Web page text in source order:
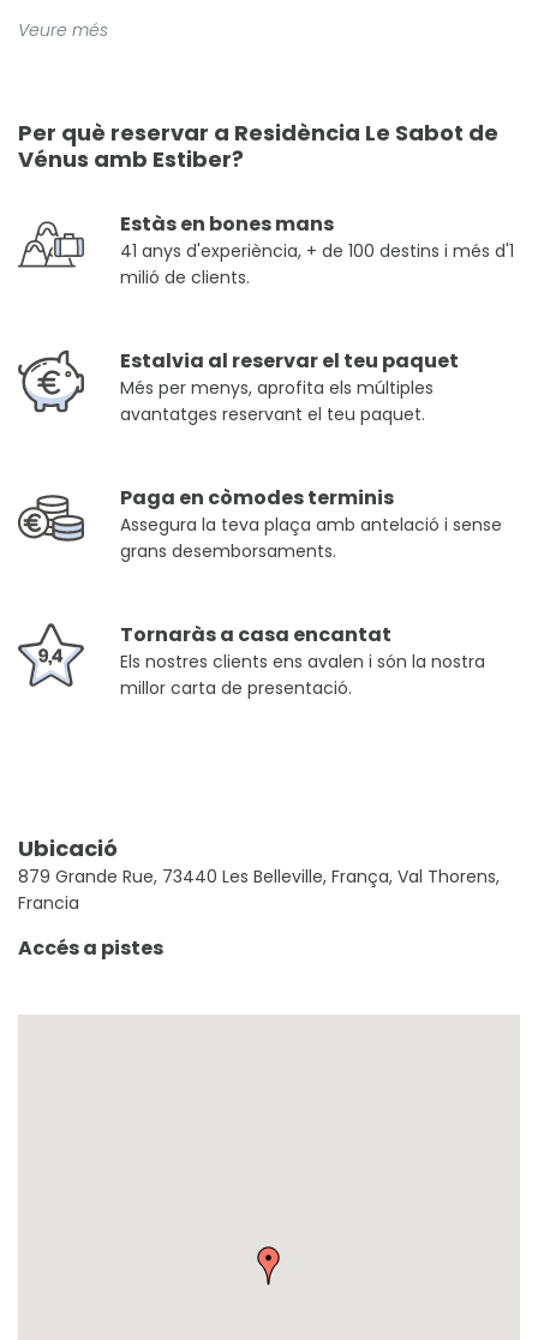
Veure més
Per què reservar a Residència Le Sabot de
Vénus amb Estiber?
Estàs en bones mans
41 anys d'experiència, + de 100 destins i més d'1
milió de clients.
Estalvia al reservar el teu paquet
Més per menys, aprofita els múltiples
avantatges reservant el teu paquet.
Paga en còmodes terminis
Assegura la teva plaça amb antelació i sense
grans desemborsaments.
Tornaràs a casa encantat
Els nostres clients ens avalen i són la nostra
millor carta de presentació.
Ubicació
879 Grande Rue, 73440 Les Belleville, França, Val Thorens,
Francia
Accés a pistes